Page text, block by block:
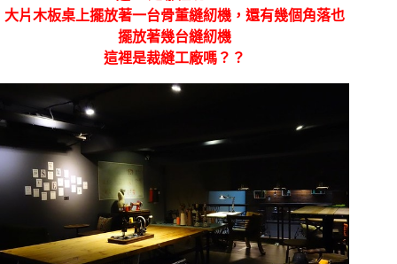
大片木板桌上擺放著一台骨董縫紉機，還有幾個角落也
擺放著幾台縫紉機
這裡是裁縫工廠嗎？？